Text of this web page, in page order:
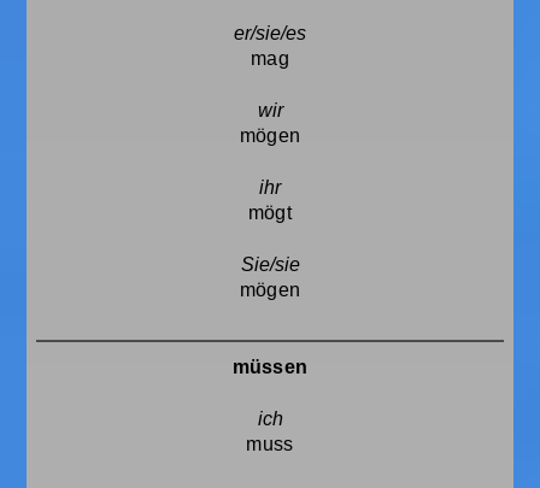
mag
mögen
mögt
mögen
müssen
muss